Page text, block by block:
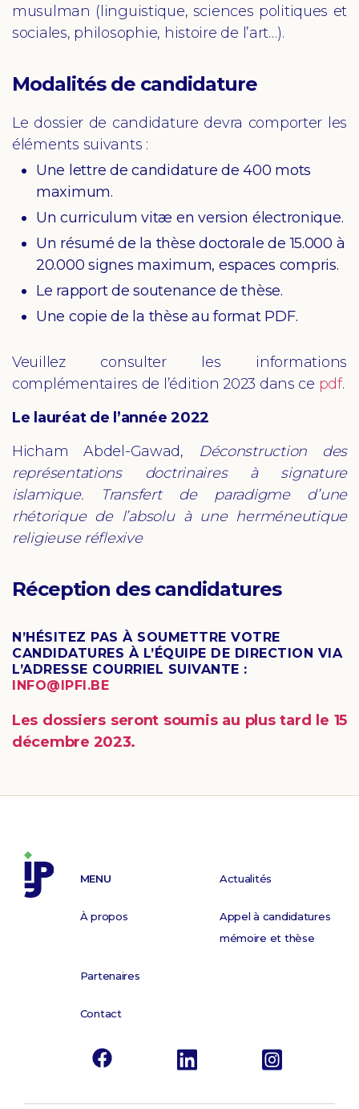
musulman (linguistique, sciences politiques et
sociales, philosophie, histoire de l’art…).
Modalités de candidature
Le dossier de candidature devra comporter les
éléments suivants :
Une lettre de candidature de 400 mots
maximum.
Un curriculum vitæ en version électronique.
Un résumé de la thèse doctorale de 15.000 à
20.000 signes maximum, espaces compris.
Le rapport de soutenance de thèse.
Une copie de la thèse au format PDF.
Veuillez consulter les informations
complémentaires de l’édition 2023 dans ce pdf.
Le lauréat de l’année 2022
Hicham Abdel-Gawad,
Déconstruction des
représentations doctrinaires à signature
islamique. Transfert de paradigme d’une
rhétorique de l’absolu à une herméneutique
religieuse réflexive
Réception des candidatures
N’HÉSITEZ PAS À SOUMETTRE VOTRE
CANDIDATURES À L’ÉQUIPE DE DIRECTION VIA
L’ADRESSE COURRIEL SUIVANTE :
INFO@IPFI.BE
Les dossiers seront soumis au plus tard le 15
décembre 2023.
MENU
À propos
Actualités
Appel à candidatures
mémoire et thèse
Partenaires
Contact